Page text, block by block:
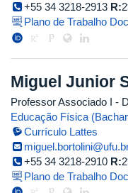
+55 34 3218-2913 R:
Plano de Trabalho
Miguel Junior
Professor Associado I -
Educação Física
Currículo Lattes
+55 34 3218-2910 R:
Plano de Trabalho